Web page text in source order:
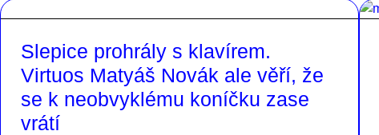
Slepice prohrály s klavírem.
Virtuos Matyáš Novák ale věří, že
se k neobvyklému koníčku zase
vrátí